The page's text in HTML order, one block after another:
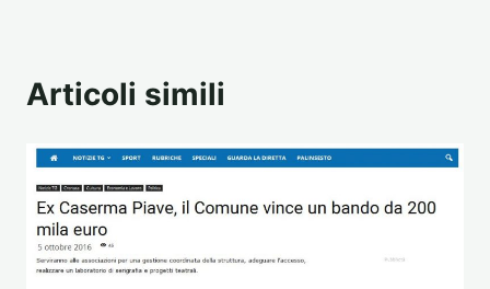
Articoli simili